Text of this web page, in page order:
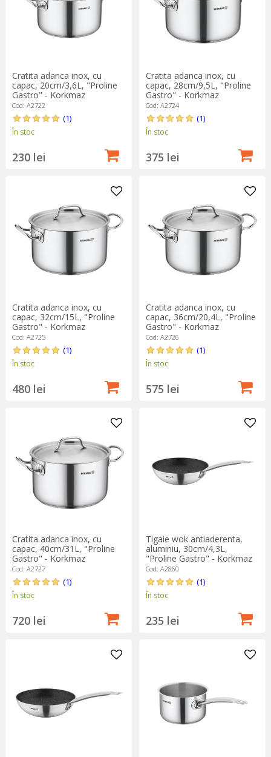
Cratita adanca inox, cu
capac, 20cm/3,6L, "Proline
Gastro" - Korkmaz
Cod: A2722
(1)
În stoc
230 lei
Cratita adanca inox, cu
capac, 28cm/9,5L, "Proline
Gastro" - Korkmaz
Cod: A2724
(1)
În stoc
375 lei
Cratita adanca inox, cu
capac, 32cm/15L, "Proline
Gastro" - Korkmaz
Cod: A2725
(1)
În stoc
480 lei
Cratita adanca inox, cu
capac, 36cm/20,4L, "Proline
Gastro" - Korkmaz
Cod: A2726
(1)
În stoc
575 lei
Cratita adanca inox, cu
capac, 40cm/31L, "Proline
Gastro" - Korkmaz
Cod: A2727
(1)
În stoc
720 lei
Tigaie wok antiaderenta,
aluminiu, 30cm/4,3L,
"Proline Gastro" - Korkmaz
Cod: A2860
(1)
În stoc
235 lei